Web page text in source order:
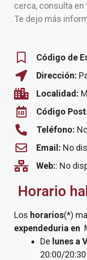
cerca, consulta en
Te dejo más
Código de
Dirección:
Localidad:
Código
Teléfono:
Email: No
Web:: No
Horario
Los horarios(*)
expendeduria en
De lunes a
20:00/20:30